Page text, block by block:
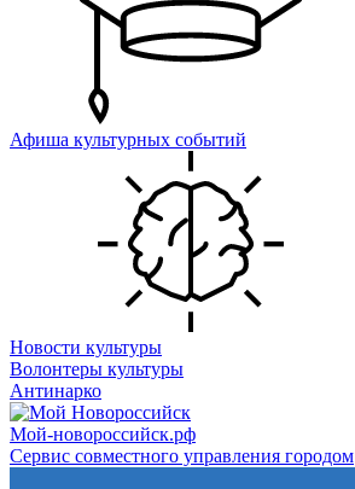
Афиша культурных событий
Новости культуры
Волонтеры культуры
Антинарко
Мой-новороссийск.рф
Сервис совместного управления городом